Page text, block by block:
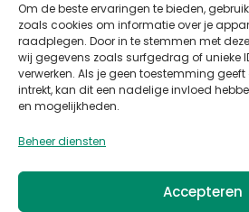
Om de beste ervaringen te bieden,
zoals cookies om informatie over je
raadplegen. Door in te stemmen met
wij gegevens zoals surfgedrag of unieke
verwerken. Als je geen toestemming
intrekt, kan dit een nadelige invloed
en mogelijkheden.
Beheer diensten
Accepteren
3628 GD Kockengen
Nederland
+31 (0)346 242 114
info@seehoo.nl